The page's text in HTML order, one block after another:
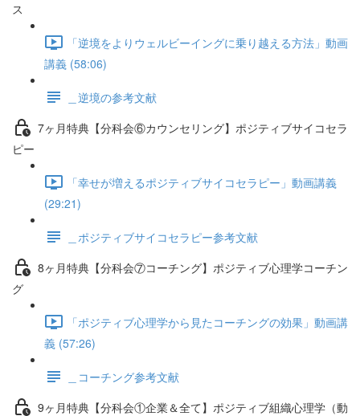
ス
「逆境をよりウェルビーイングに乗り越える方法」動画
講義 (58:06)
＿逆境の参考文献
7ヶ月特典【分科会⑥カウンセリング】ポジティブサイコセラ
ピー
「幸せが増えるポジティブサイコセラピー」動画講義
(29:21)
＿ポジティブサイコセラピー参考文献
8ヶ月特典【分科会⑦コーチング】ポジティブ心理学コーチン
グ
「ポジティブ心理学から見たコーチングの効果」動画講
義 (57:26)
＿コーチング参考文献
9ヶ月特典【分科会①企業＆全て】ポジティブ組織心理学（動